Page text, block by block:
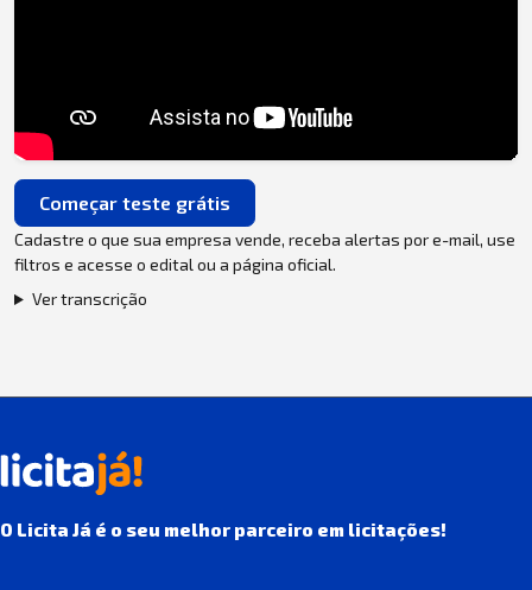
Começar teste grátis
Cadastre o que sua empresa vende, receba alertas por e-mail, use
filtros e acesse o edital ou a página oficial.
Ver transcrição
O Licita Já é o seu melhor parceiro em licitações!